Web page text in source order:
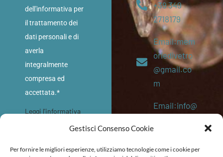
Gestisci Consenso Cookie
Per fornire le migliori esperienze, utilizziamo tecnologie come i cookie per
dell'informativa per
il trattamento dei
dati personali e di
averla
integralmente
compresa ed
accettata.*
Leggi l'informativa
INVIA
+39 349
2718179
Email:mem
oriedivetro
@gmail.co
m
Email:info@
etro.eu